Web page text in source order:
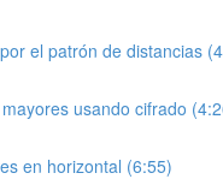
el patrón de distancias
usando cifrado
en horizontal (6:55)